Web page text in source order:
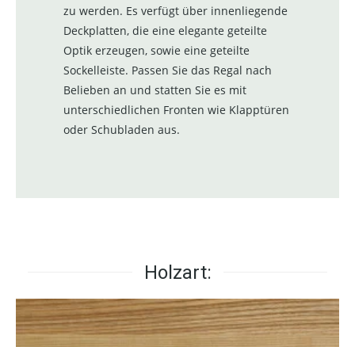
zu werden. Es verfügt über innenliegende
Deckplatten, die eine elegante geteilte
Optik erzeugen, sowie eine geteilte
Sockelleiste. Passen Sie das Regal nach
Belieben an und statten Sie es mit
unterschiedlichen Fronten wie Klapptüren
oder Schubladen aus.
Holzart: